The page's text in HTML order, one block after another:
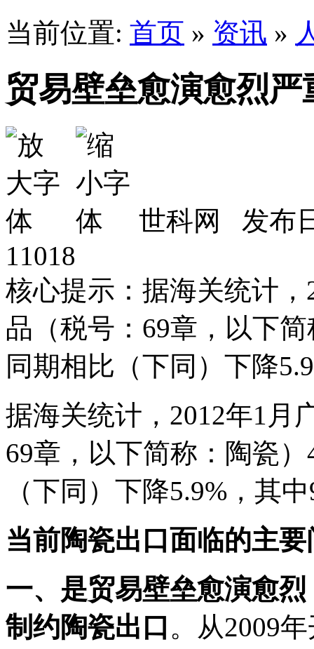
当前位置: 首页 » 资讯 »
贸易壁垒愈演愈烈
世科网 发布
11018
核心提示：据海关统计
品（税号：69章，以下
同期相比（下同）下降
据海关统计，2012年1月
69章，以下简称：陶瓷
（下同）下降5.9%，其
当前陶瓷出口面临的主
一、是贸易壁垒愈演愈
制约陶瓷出口 。从2009